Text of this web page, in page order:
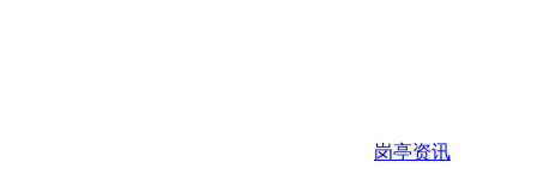
岗亭资讯